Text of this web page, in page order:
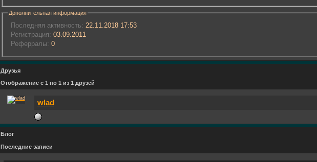
Дополнительная информация
Последняя активность: 22.11.2018 17:53
Регистрация: 03.09.2011
Реферралы: 0
Друзья
Отображение с 1 по 1 из 1 друзей
wlad
Блог
Последние записи